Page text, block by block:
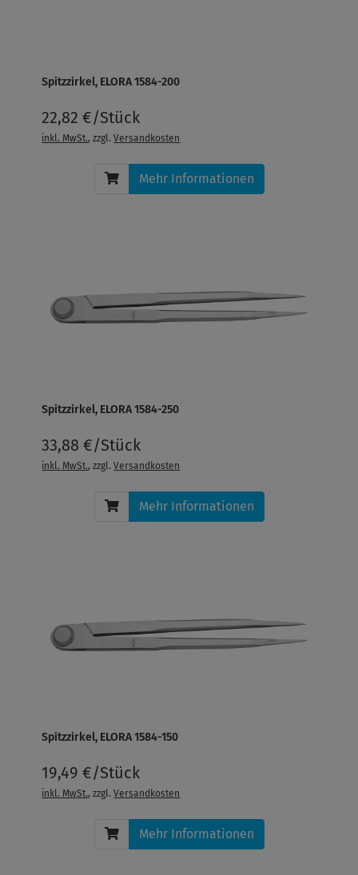
Spitzzirkel, ELORA 1584-200
22,82 €/Stück
inkl. MwSt., zzgl.Versandkosten
Mehr Informationen
Spitzzirkel, ELORA 1584-250
33,88 €/Stück
inkl. MwSt., zzgl.Versandkosten
Mehr Informationen
Spitzzirkel, ELORA 1584-150
19,49 €/Stück
inkl. MwSt., zzgl.Versandkosten
Mehr Informationen